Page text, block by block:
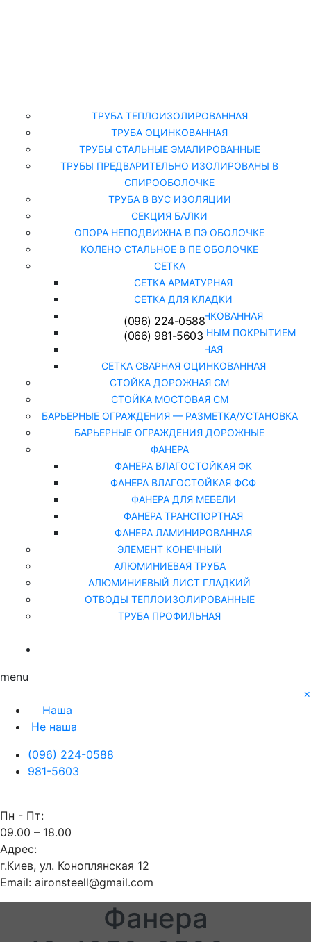
ТРУБА ТЕПЛОИЗОЛИРОВАННАЯ
ТРУБА ОЦИНКОВАННАЯ
ТРУБЫ СТАЛЬНЫЕ ЭМАЛИРОВАННЫЕ
ТРУБЫ ПРЕДВАРИТЕЛЬНО ИЗОЛИРОВАНЫ В
СПИРООБОЛОЧКЕ
ТРУБА В ВУС ИЗОЛЯЦИИ
СЕКЦИЯ БАЛКИ
ОПОРА НЕПОДВИЖНА В ПЭ ОБОЛОЧКЕ
КОЛЕНО СТАЛЬНОЕ В ПЕ ОБОЛОЧКЕ
СЕТКА
СЕТКА АРМАТУРНАЯ
СЕТКА ДЛЯ КЛАДКИ
СЕТКА РАБИЦА ОЦИНКОВАННАЯ
СЕТКА РАБИЦА С ПОЛИМЕРНЫМ ПОКРЫТИЕМ
СЕТКА СВАРНАЯ
СЕТКА СВАРНАЯ ОЦИНКОВАННАЯ
СТОЙКА ДОРОЖНАЯ СМ
СТОЙКА МОСТОВАЯ СМ
БАРЬЕРНЫЕ ОГРАЖДЕНИЯ — РАЗМЕТКА/УСТАНОВКА
БАРЬЕРНЫЕ ОГРАЖДЕНИЯ ДОРОЖНЫЕ
ФАНЕРА
ФАНЕРА ВЛАГОСТОЙКАЯ ФК
ФАНЕРА ВЛАГОСТОЙКАЯ ФСФ
ФАНЕРА ДЛЯ МЕБЕЛИ
ФАНЕРА ТРАНСПОРТНАЯ
ФАНЕРА ЛАМИНИРОВАННАЯ
ЭЛЕМЕНТ КОНЕЧНЫЙ
АЛЮМИНИЕВАЯ ТРУБА
АЛЮМИНИЕВЫЙ ЛИСТ ГЛАДКИЙ
ОТВОДЫ ТЕПЛОИЗОЛИРОВАННЫЕ
ТРУБА ПРОФИЛЬНАЯ
(096) 224-0588
(066) 981-5603
menu
×
Наша
Не наша
(096) 224-0588
981-5603
Пн - Пт:
09.00 – 18.00
Адрес:
г.Киев, ул. Коноплянская 12
Email: aironsteell@gmail.com
Фанера